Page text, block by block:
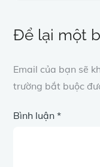
viết
Để lại một
Email của bạn sẽ
trường bắt buộc
Bình luận*